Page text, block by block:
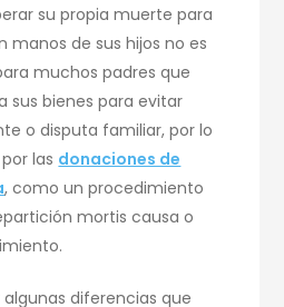
su propia muerte para
manos de sus hijos no es
muchos padres que
sus bienes para evitar
o disputa familiar, por lo
las donaciones de
, como un procedimiento
mortis causa o
diferencias que